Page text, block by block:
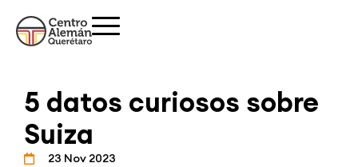
5 datos curiosos sobre
Suiza
23 Nov 2023